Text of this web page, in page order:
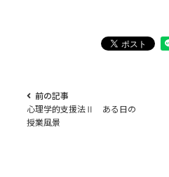
前の記事
心理学的支援法Ⅱ ある日の
授業風景